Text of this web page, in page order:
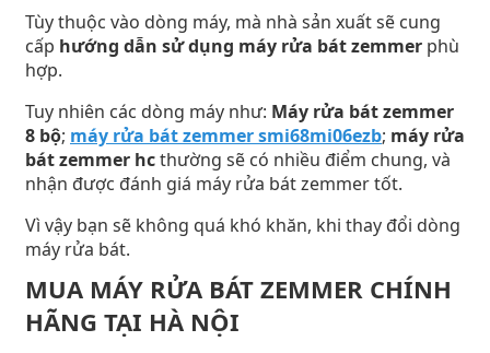
Tùy thuộc vào dòng máy, mà nhà sản xuất sẽ cung
cấp hướng dẫn sử dụng máy rửa bát zemmer phù
hợp.
Tuy nhiên các dòng máy như: Máy rửa bát zemmer
8 bộ; máy rửa bát zemmer smi68mi06ezb; máy rửa
bát zemmer hcthường sẽ có nhiều điểm chung, và
nhận được đánh giá máy rửa bát zemmer tốt.
Vì vậy bạn sẽ không quá khó khăn, khi thay đổi dòng
máy rửa bát.
MUA MÁY RỬA BÁT ZEMMER CHÍNH
HÃNG TẠI HÀ NỘI